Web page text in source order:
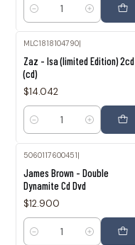
Cantidad
MLC1818104790|
Zaz - Isa (limited Edition) 2cd
(cd)
$14.042
Cantidad
5060117600451|
James Brown - Double
Dynamite Cd Dvd
$12.900
Cantidad